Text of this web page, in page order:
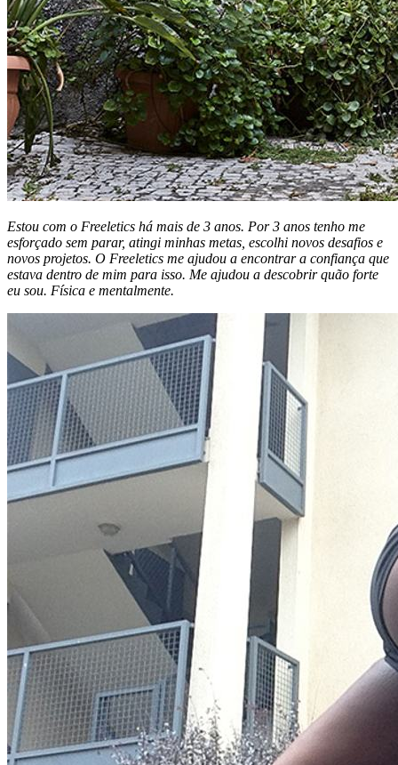
Estou com o Freeletics há mais de 3 anos. Por 3 anos tenho me
esforçado sem parar, atingi minhas metas, escolhi novos desafios e
novos projetos. O Freeletics me ajudou a encontrar a confiança que
estava dentro de mim para isso. Me ajudou a descobrir quão forte
eu sou. Física e mentalmente.